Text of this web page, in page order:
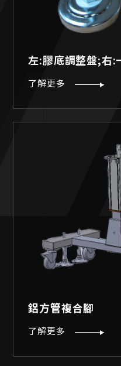
左:膠底調整盤;右:
了解更多
鋁方管複合腳
了解更多